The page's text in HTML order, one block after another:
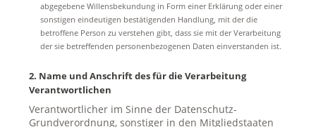
abgegebene Willensbekundung in Form einer Erklärung oder einer
sonstigen eindeutigen bestätigenden Handlung, mit der die
betroffene Person zu verstehen gibt, dass sie mit der Verarbeitung
der sie betreffenden personenbezogenen Daten einverstanden ist.
2. Name und Anschrift des für die Verarbeitung
Verantwortlichen
Verantwortlicher im Sinne der Datenschutz-
Grundverordnung, sonstiger in den Mitgliedstaaten